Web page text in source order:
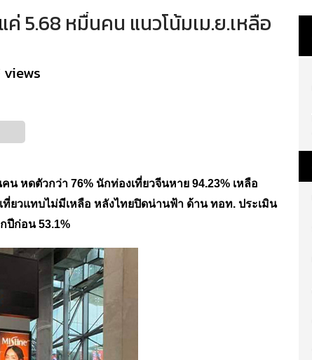
5.68 หมื่นคน แนวโน้มเม.ย.เหลือ
views
น หดตัวกว่า 76% นักท่องเที่ยวจีนหาย 94.23% เหลือ
ที่ยวแทบไม่มีเหลือ หลังไทยปิดน่านฟ้า ด้าน ทอท. ประเมิน
ปีก่อน 53.1%